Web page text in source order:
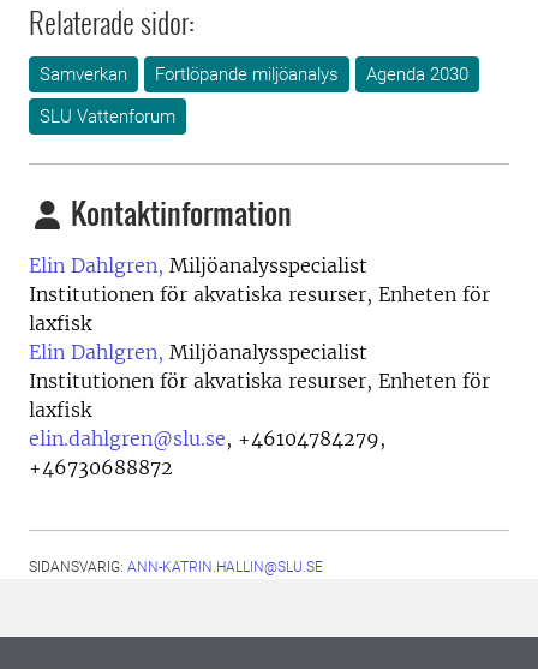
Relaterade sidor:
Samverkan Fortlöpande miljöanalys
Agenda 2030
SLU Vattenforum
Kontaktinformation
Elin Dahlgren, Miljöanalysspecialist
Institutionen för akvatiska resurser, Enheten för
laxfisk
Elin Dahlgren, Miljöanalysspecialist
Institutionen för akvatiska resurser, Enheten för
laxfisk
elin.dahlgren@slu.se, +46104784279,
+46730688872
SIDANSVARIG: ANN-KATRIN.HALLIN@SLU.SE